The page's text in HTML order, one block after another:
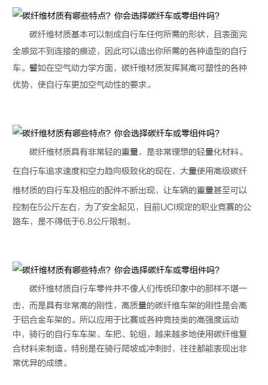
碳纤维材质基本可以制成自行车任何所需的形状，且表面完
全感觉不到连接的痕迹，因此可以造出你所需的各种造型的自行
车。譬如在空气动力学方面，碳纤维材质发挥其高可塑性的各种
优势，使自行车更加空气动性的要求。
碳纤维材质具有非常轻的重量，是非常理想的轻量化材料。
在自行车追求速度和空力趋向极致化的现在，大量使用高级碳纤
维材质的自行车及相应的配件不断出现，让车辆的重量甚至可以
控制在5公斤左右，为了安全起见，目前UCI规定的职业竞赛的公
路车，是不得低于6.8公斤限制。
碳纤维材质自行车零件并不像人们传统印象中的那样不堪一
击，而是具有非常高的刚性，高质量的碳纤维车架的刚性是会高
于铝合金车架的。所以应用于比赛或各种竞技类的高强度运动
中，骑行的自行车车架、车把、轮组，越来越多地使用碳纤维复
合材料来制造。特别是在骑行爬坡或冲刺时，往往都能表现出非
常优异的成绩。